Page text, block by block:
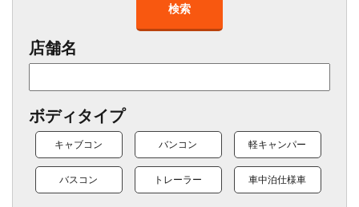
検索
店舗名
ボディタイプ
キャブコン バンコン 軽キャンパー
バスコン トレーラー 車中泊仕様車